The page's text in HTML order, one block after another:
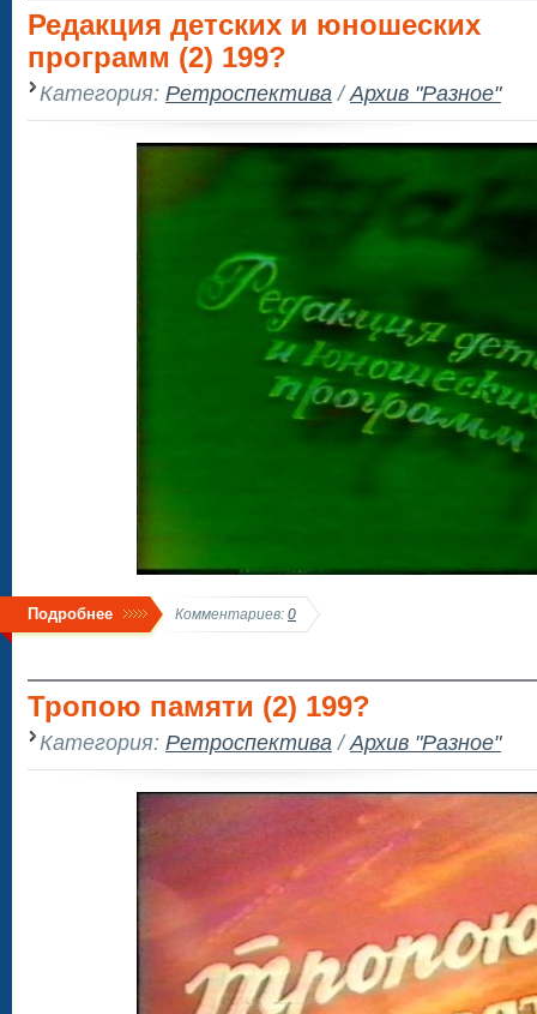
Редакция детских и юношеских
программ (2) 199?
Категория: Ретроспектива /Архив "Разное"
Подробнее Комментариев: 0
Тропою памяти (2) 199?
Категория: Ретроспектива /Архив "Разное"